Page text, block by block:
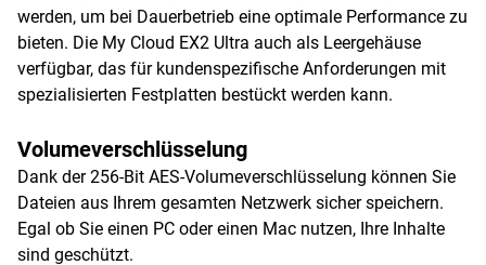
werden, um bei Dauerbetrieb eine optimale Performance zu
bieten. Die My Cloud EX2 Ultra auch als Leergehäuse
verfügbar, das für kundenspezifische Anforderungen mit
spezialisierten Festplatten bestückt werden kann.
Volumeverschlüsselung
Dank der 256-Bit AES-Volumeverschlüsselung können Sie
Dateien aus Ihrem gesamten Netzwerk sicher speichern.
Egal ob Sie einen PC oder einen Mac nutzen, Ihre Inhalte
sind geschützt.